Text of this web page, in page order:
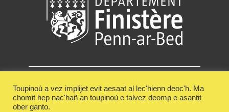
Contact Conditions Générales de Ventes
Toupinoù a vez implijet evit aesaat al lec'hienn deoc'h. Ma
chomit hep nac'hañ an toupinoù e talvez deomp e asantit
ober ganto.